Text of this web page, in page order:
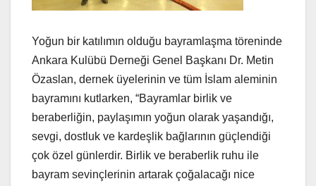
Yoğun bir katılımın olduğu bayramlaşma töreninde
Ankara Kulübü Derneği Genel Başkanı Dr. Metin
Özaslan, dernek üyelerinin ve tüm İslam aleminin
bayramını kutlarken, “Bayramlar birlik ve
beraberliğin, paylaşımın yoğun olarak yaşandığı,
sevgi, dostluk ve kardeşlik bağlarının güçlendiği
çok özel günlerdir. Birlik ve beraberlik ruhu ile
bayram sevinçlerinin artarak çoğalacağı nice